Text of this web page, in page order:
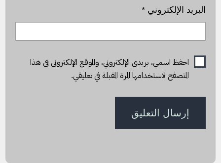
البريد الإلكتروني*
احفظ اسمي، بريدي الإلكتروني، والموقع الإلكتروني في هذا
المتصفح لاستخدامها المرة المقبلة في تعليقي.